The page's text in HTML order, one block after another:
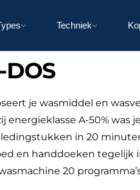
Techniek
je wasmiddel en
A-50%
in 20
en handdoeken
20